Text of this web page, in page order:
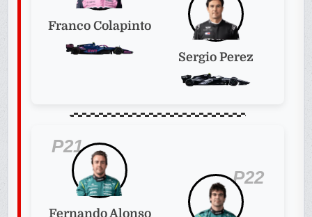
Franco Colapinto
Sergio Perez
P21
Fernando Alonso
P22